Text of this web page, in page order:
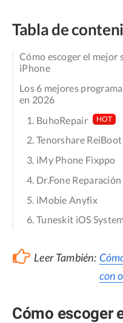
Tabla de
Cómo escoger el mejor
iPhone
Los 6 mejores
en 2026
1. BuhoRepair
HOT
2. Tenorshare ReiBoot
3. iMy Phone Fixppo
4. Dr.Fone
5. iMobie Anyfix
6. Tuneskit iOS
Leer También:
con
Cómo escoger